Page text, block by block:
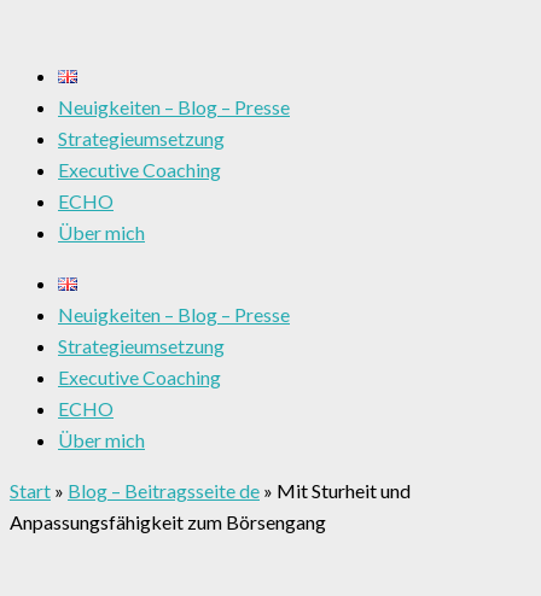
Neuigkeiten – Blog – Presse
Strategieumsetzung
Executive Coaching
ECHO
Über mich
Neuigkeiten – Blog – Presse
Strategieumsetzung
Executive Coaching
ECHO
Über mich
Start » Blog – Beitragsseite de » Mit Sturheit und
Anpassungsfähigkeit zum Börsengang